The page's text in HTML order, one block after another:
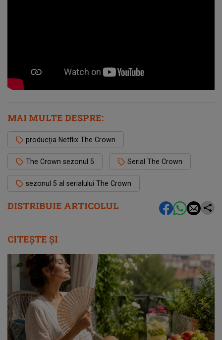
DISTRIBUIE ARTICOLUL
MAI MULTE DESPRE:
producția Netflix The Crown
The Crown sezonul 5 Serial The Crown
sezonul 5 al serialului The Crown
CITEȘTE ȘI